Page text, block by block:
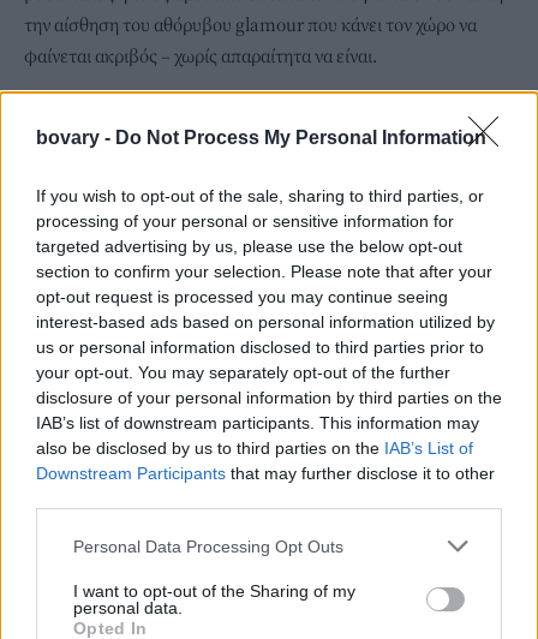
bovary - Do Not Process My Personal Information
If you wish to opt-out of the sale, sharing to third parties, or
processing of your personal or sensitive information for
targeted advertising by us, please use the below opt-out
section to confirm your selection. Please note that after your
opt-out request is processed you may continue seeing
interest-based ads based on personal information utilized by
us or personal information disclosed to third parties prior to
your opt-out. You may separately opt-out of the further
disclosure of your personal information by third parties on the
IAB’s list of downstream participants. This information may
also be disclosed by us to third parties on the IAB’s List of
Downstream Participants that may further disclose it to other
Personal Data Processing Opt Outs
I want to opt-out of the Sharing of my
personal data.
Opted In
την αίσθηση του αθόρυβου glamour που κάνει τον χώρο να
φαίνεται ακριβός – χωρίς απαραίτητα να είναι.